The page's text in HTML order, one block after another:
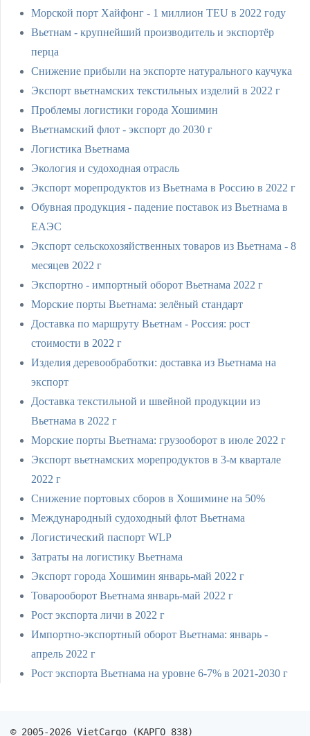
Морской порт Хайфонг - 1 миллион TEU в 2022 году
Вьетнам - крупнейший производитель и экспортёр
перца
Снижение прибыли на экспорте натурального каучука
Экспорт вьетнамских текстильных изделий в 2022 г
Проблемы логистики города Хошимин
Вьетнамский флот - экспорт до 2030 г
Логистика Вьетнама
Экология и судоходная отрасль
Экспорт морепродуктов из Вьетнама в Россию в 2022 г
Обувная продукция - падение поставок из Вьетнама в
ЕАЭС
Экспорт сельскохозяйственных товаров из Вьетнама - 8
месяцев 2022 г
Экспортно - импортный оборот Вьетнама 2022 г
Морские порты Вьетнама: зелёный стандарт
Доставка по маршруту Вьетнам - Россия: рост
стоимости в 2022 г
Изделия деревообработки: доставка из Вьетнама на
экспорт
Доставка текстильной и швейной продукции из
Вьетнама в 2022 г
Морские порты Вьетнама: грузооборот в июле 2022 г
Экспорт вьетнамских морепродуктов в 3-м квартале
2022 г
Снижение портовых сборов в Хошимине на 50%
Международный судоходный флот Вьетнама
Логистический паспорт WLP
Затраты на логистику Вьетнама
Экспорт города Хошимин январь-май 2022 г
Товарооборот Вьетнама январь-май 2022 г
Рост экспорта личи в 2022 г
Импортно-экспортный оборот Вьетнама: январь -
апрель 2022 г
Рост экспорта Вьетнама на уровне 6-7% в 2021-2030 г
© 2005-2026 VietCargo (КАРГО 838)